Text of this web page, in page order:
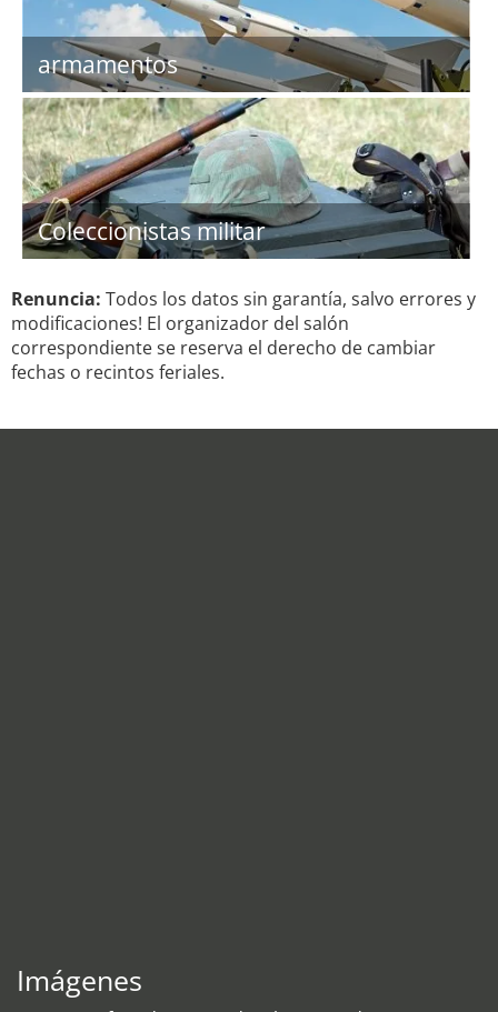
armamentos
Coleccionistas militar
Renuncia: Todos los datos sin garantía, salvo errores y
modificaciones! El organizador del salón
correspondiente se reserva el derecho de cambiar
fechas o recintos feriales.
Imágenes